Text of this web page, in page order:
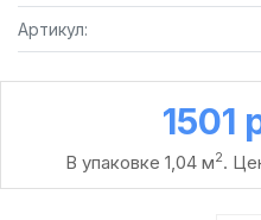
Артикул:
1501
В упаковке 1,04 м2.